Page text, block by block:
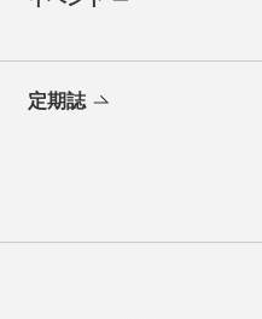
定期誌